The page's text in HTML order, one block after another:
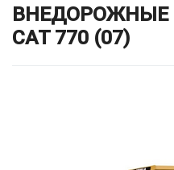
CAT 770 (07)